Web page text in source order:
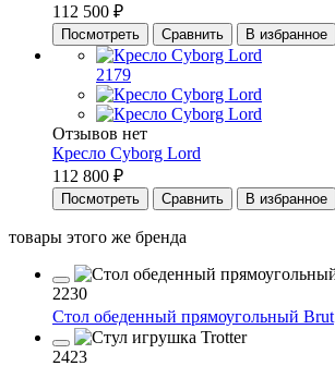
112 500 ₽
Посмотреть Сравнить В избранное
2179
Отзывов нет
Кресло Cyborg Lord
112 800 ₽
Посмотреть Сравнить В избранное
товары этого же бренда
2230
Стол обеденный прямоугольный Brut
2423